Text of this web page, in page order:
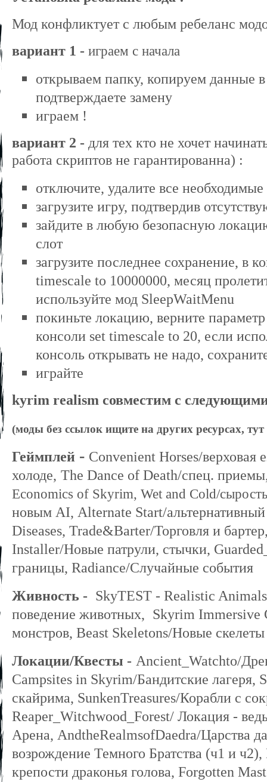
Мод конфликтует с любым ребеланс
вариант 1 - играем с начала
открываем папку, копируем данные
подтверждаете замену
играем !
вариант 2 - для тех кто не хочет
работа скриптов не гарантированна) :
отключите, удалите все
загрузите игру, подтвердив
зайдите в любую безопасную
слот
загрузите последнее сохранение, в
timescale to 10000000, месяц
используйте мод SleepWaitMenu
покиньте локацию, верните
консоли set timescale to 20, если
консоль открывать не надо,
играйте
kyrim realism совместим с
(моды без ссылок ищите на других ресурсах,
Геймплей - Convenient Horses/верховая
холоде, The Dance of Death/спец. приемы
Еconomics of Skyrim, Wet and Cold/
новым AI, Alternate Start/
Diseases, Trade&Barter/Торговля и
Installer/Новые патрули, стычки,
границы, Radiance/Cлучайные события
Живность - SkyTEST - Realistic
поведение животных,
Skyrim Immersive
монстров, Beast Skeletons/Новые скелеты
Локации/Квесты - Ancient_Watchto/
Campsites in Skyrim/Бандитские лагеря,
скайрима, SunkenTreasures/Корабли с
Reaper_Witchwood_Forest/ Локация -
Арена, AndtheRealmsofDaedra/Царства
возрождение Темного Братства (ч1 и
крепости драконья голова, Forgotten